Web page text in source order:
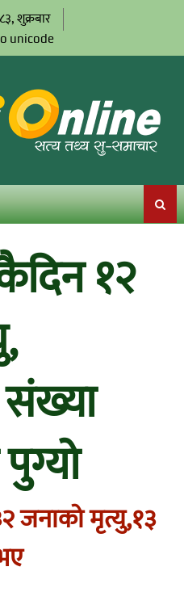
शुक्रबार
unicode
१२
जनाको मृत्यु,१३